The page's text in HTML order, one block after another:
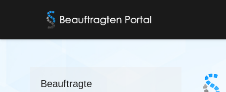
Beauftragte